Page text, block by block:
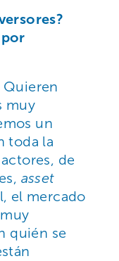
muy
un
toda la
de
asset
el mercado
quién se